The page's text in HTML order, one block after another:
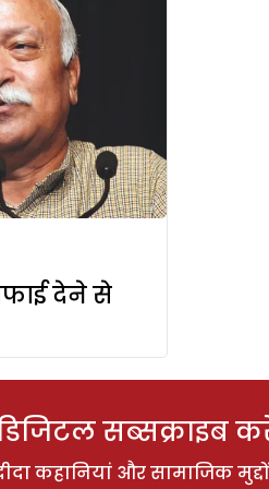
देने से
सब्सक्राइब
कहानियां और सामाजिक